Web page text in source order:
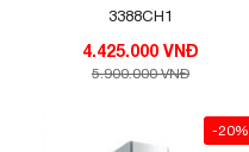
3388CH1
4.425.000 VNĐ
5.900.000 VNĐ
-20%